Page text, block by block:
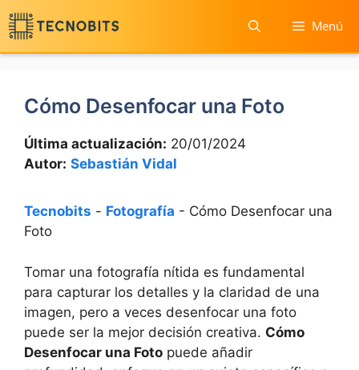
Saltar
al
contenido
Menú
Cómo Desenfocar una Foto
Última actualización: 20/01/2024
Autor: Sebastián Vidal
Tecnobits - Fotografía - Cómo Desenfocar una
Foto
Tomar‌ una fotografía nítida es fundamental
para​ capturar los ⁣detalles y la claridad de una
imagen, pero a veces desenfocar ⁤una foto
puede ser la⁣ mejor​ decisión creativa. Cómo
Desenfocar una Foto puede añadir